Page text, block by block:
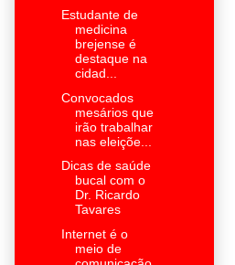
Estudante de
medicina
brejense é
destaque na
cidad...
Convocados
mesários que
irão trabalhar
nas eleiçõe...
Dicas de saúde
bucal com o
Dr. Ricardo
Tavares
Internet é o
meio de